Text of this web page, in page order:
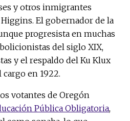
y otros inmigrantes
El gobernador de la
progresista en muchas
del siglo XIX,
y el respaldo del Ku Klux
en 1922.
votantes de Oregón
Pública Obligatoria,